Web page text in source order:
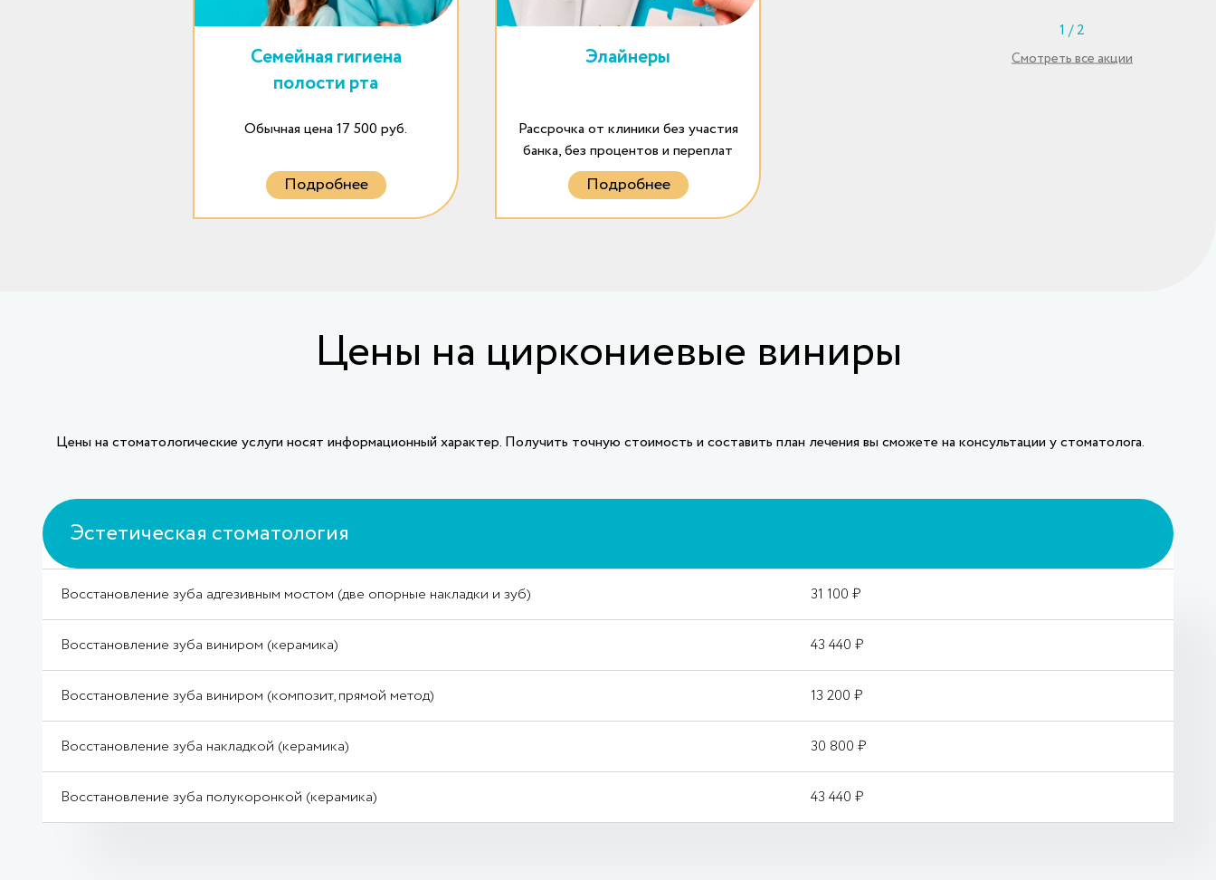
1 /2
Смотреть все акции
Семейная гигиена
полости рта
Обычная цена 17 500 руб.
Подробнее
Элайнеры
Рассрочка от клиники без участия
банка, без процентов и переплат
Подробнее
Цены на циркониевые виниры
Цены на стоматологические услуги носят информационный характер. Получить точную стоимость и составить план лечения вы сможете на консультации у стоматолога.
Эстетическая стоматология
Восстановление зуба адгезивным мостом (две опорные накладки и зуб) 31 100 ₽
Восстановление зуба виниром (керамика) 43 440 ₽
Восстановление зуба виниром (композит, прямой метод) 13 200 ₽
Восстановление зуба накладкой (керамика) 30 800 ₽
Восстановление зуба полукоронкой (керамика) 43 440 ₽